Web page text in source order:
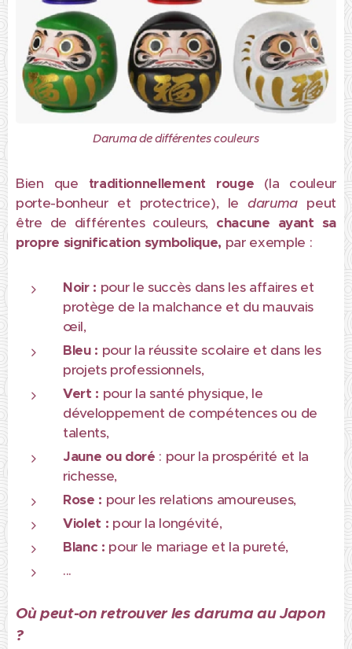
Daruma de différentes couleurs
Bien que traditionnellement rouge (la couleur
porte-bonheur et protectrice), ledaruma peut
être de différentes couleurs, chacune ayant sa
propre signification symbolique, par exemple :
Noir : pour le succès dans les affaires et
protège de la malchance et du mauvais
œil,
Bleu : pour la réussite scolaire et dans les
projets professionnels,
Vert : pour la santé physique, le
développement de compétences ou de
talents,
Jaune ou doré : pour la prospérité et la
richesse,
Rose : pour les relations amoureuses,
Violet : pour la longévité,
Blanc : pour le mariage et la pureté,
...
Où peut-on retrouver les daruma au Japon
?